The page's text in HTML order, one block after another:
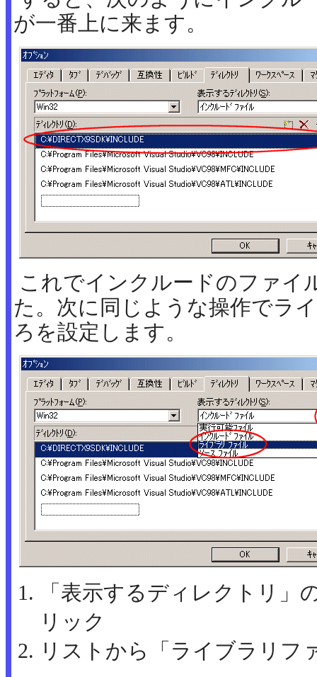
が一番上に来ます。
これでインクルードのファイ
た。次に同じような操作でラ
ろを設定します。
「表示するディレクトリ」
リック
リストから「ライブラリフ